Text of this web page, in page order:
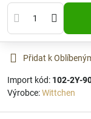
Přidat k
Import kód: 102-2Y-
Výrobce:Wittchen